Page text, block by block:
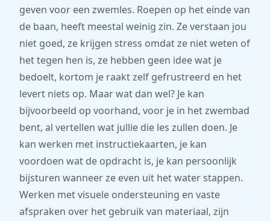
geven voor een zwemles. Roepen op het einde van
de baan, heeft meestal weinig zin. Ze verstaan jou
niet goed, ze krijgen stress omdat ze niet weten of
het tegen hen is, ze hebben geen idee wat je
bedoelt, kortom je raakt zelf gefrustreerd en het
levert niets op. Maar wat dan wel? Je kan
bijvoorbeeld op voorhand, voor je in het zwembad
bent, al vertellen wat jullie die les zullen doen. Je
kan werken met instructiekaarten, je kan
voordoen wat de opdracht is, je kan persoonlijk
bijsturen wanneer ze even uit het water stappen.
Werken met visuele ondersteuning en vaste
afspraken over het gebruik van materiaal, zijn